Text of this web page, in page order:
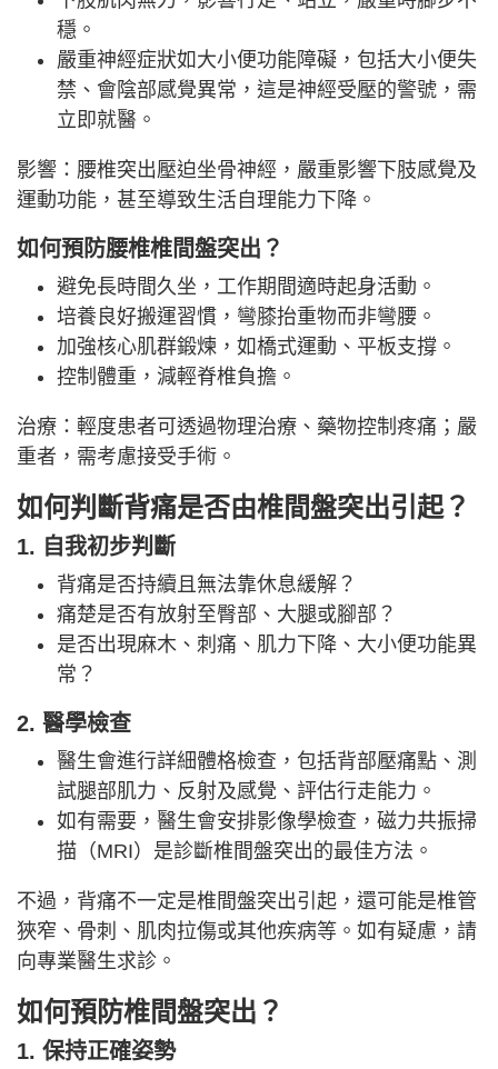
穩。
嚴重神經症狀如大小便功能障礙，包括大小便失
禁、會陰部感覺異常，這是神經受壓的警號，需
立即就醫。
影響：腰椎突出壓迫坐骨神經，嚴重影響下肢感覺及
運動功能，甚至導致生活自理能力下降。
如何預防腰椎椎間盤突出？
避免長時間久坐，工作期間適時起身活動。
培養良好搬運習慣，彎膝抬重物而非彎腰。
加強核心肌群鍛煉，如橋式運動、平板支撐。
控制體重，減輕脊椎負擔。
治療：輕度患者可透過物理治療、藥物控制疼痛；嚴
重者，需考慮接受手術。
如何判斷背痛是否由椎間盤突出引起？
1. 自我初步判斷
背痛是否持續且無法靠休息緩解？
痛楚是否有放射至臀部、大腿或腳部？
是否出現麻木、刺痛、肌力下降、大小便功能異
常？
2. 醫學檢查
醫生會進行詳細體格檢查，包括背部壓痛點、測
試腿部肌力、反射及感覺、評估行走能力。
如有需要，醫生會安排影像學檢查，磁力共振掃
描（MRI）是診斷椎間盤突出的最佳方法。
不過，背痛不一定是椎間盤突出引起，還可能是椎管
狹窄、骨刺、肌肉拉傷或其他疾病等。如有疑慮，請
向專業醫生求診。
如何預防椎間盤突出？
1. 保持正確姿勢